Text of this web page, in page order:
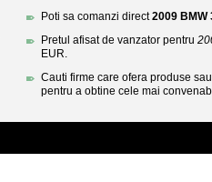
Poti sa comanzi direct2009 BMW
Pretul afisat de vanzator pentru
EUR.
Cauti firme care ofera produse
pentru a obtine cele mai